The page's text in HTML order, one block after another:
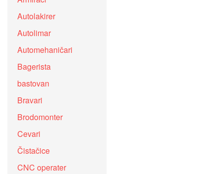
Autolakirer
Autolimar
Automehaničari
Bagerista
bastovan
Bravari
Brodomonter
Cevari
Čistačice
CNC operater